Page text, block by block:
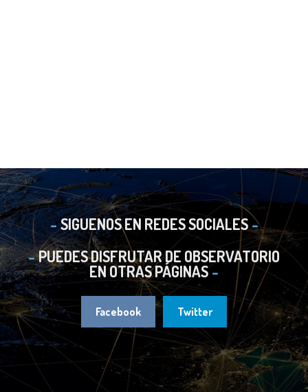
SIGUENOS EN REDES SOCIALES
PUEDES DISFRUTAR DE OBSERVATORIO
EN OTRAS PÁGINAS
Facebook Twitter